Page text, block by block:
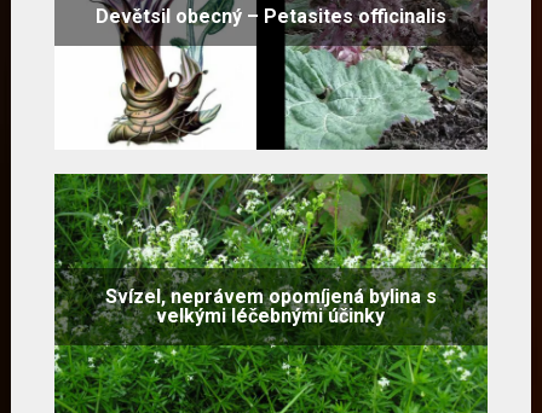
Devětsil obecný – Petasites officinalis
Svízel, neprávem opomíjená bylina s
velkými léčebnými účinky